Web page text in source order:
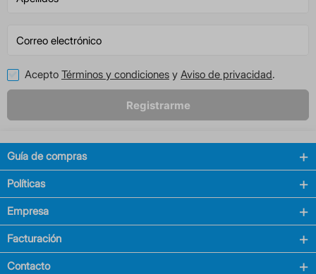
Acepto Términos y condiciones y Aviso de privacidad.
Registrarme
Guía de compras
Políticas
Empresa
Facturación
Contacto